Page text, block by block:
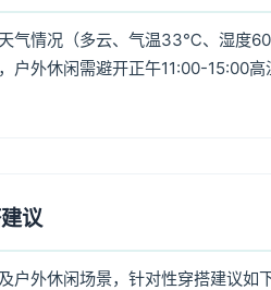
气情况（多云、气温33℃、湿度
户外休闲需避开正午11:00-15:00
议
户外休闲场景，针对性穿搭建议如